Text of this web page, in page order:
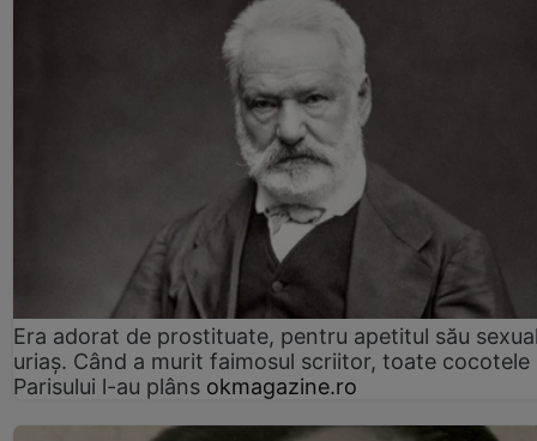
Era adorat de prostituate, pentru apetitul său
uriaș. Când a murit faimosul scriitor, toate cocotele
Parisului l-au plâns okmagazine.ro